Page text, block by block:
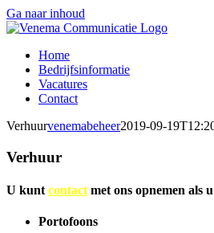
Ga naar inhoud
Home
Bedrijfsinformatie
Vacatures
Contact
Verhuurvenemabeheer2019-09-
Verhuur
U kunt contact met ons opnemen als
Portofoons